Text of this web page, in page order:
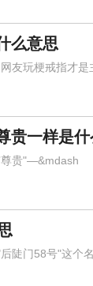
么意思
玩梗戒指才是
贵一样是
贵"—&mdash
门58号"这个